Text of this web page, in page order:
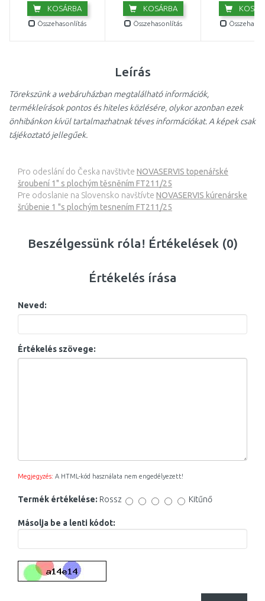
KOSÁRBA
Összehasonlítás
KOSÁRBA
Összehasonlítás
Leírás
Törekszünk a webáruházban megtalálható információk,
termékleírások pontos és hiteles közlésére, olykor azonban ezek
önhibánkon kívül tartalmazhatnak téves információkat. A képek csak
tájékoztató jellegűek.
Pro odeslání do Česka navštivte NOVASERVIS topenářské
šroubení 1" s plochým těsněním FT211/25
Pre odoslanie na Slovensko navštívte NOVASERVIS kúrenárske
šrúbenie 1 "s plochým tesnením FT211/25
Beszélgessünk róla! Értékelések (0)
Értékelés írása
Neved:
Értékelés szövege:
Megjegyzés: A HTML-kód használata nem engedélyezett!
Termék értékelése: Rossz Kitűnő
Másolja be a lenti kódot: